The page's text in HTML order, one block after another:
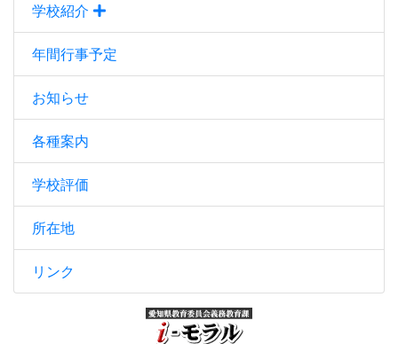
学校紹介
年間行事予定
お知らせ
各種案内
学校評価
所在地
リンク